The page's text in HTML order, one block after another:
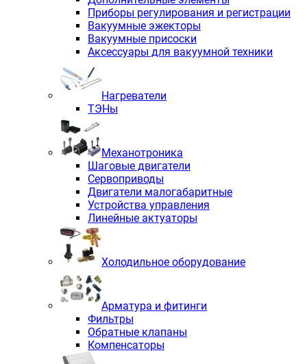
Приборы регулирования и регистрации
Вакуумные эжекторы
Вакуумные присоски
Аксессуары для вакуумной техники
Нагреватели
ТЭНы
Механотроника
Шаговые двигатели
Сервоприводы
Двигатели малогабаритные
Устройства управления
Линейные актуаторы
Холодильное оборудование
Арматура и фитинги
Фильтры
Обратные клапаны
Компенсаторы